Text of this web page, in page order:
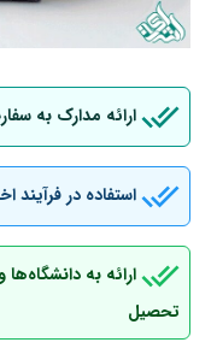
ارائه مدارک به
استفاده در فرآیند
ارائه به
تحصیل